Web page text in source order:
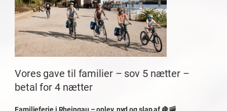
Vores gave til familier – sov 5 nætter –
betal for 4 nætter
Familieferie i Rheingau – oplev, nyd og slap af 🍇🚠